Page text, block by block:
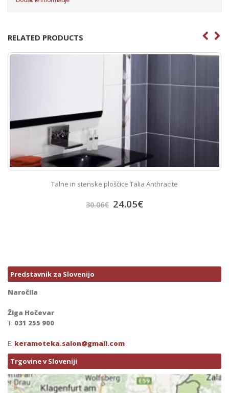
RELATED PRODUCTS
Talne in stenske ploščice Talia Anthracite
30.06€ 24.05€
Predstavnik za Slovenijo
Naročila
Žiga Hočevar
T: 031 255 900
E: keramoteka.salon@gmail.com
Trgovine v Sloveniji